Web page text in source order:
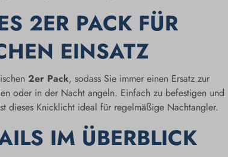
2ER PACK FÜR
EINSATZ
2er Pack, sodass Sie immer einen Ersatz zur
oder in der Nacht angeln. Einfach zu befestigen und
dieses Knicklicht ideal für regelmäßige Nachtangler.
IM ÜBERBLICK